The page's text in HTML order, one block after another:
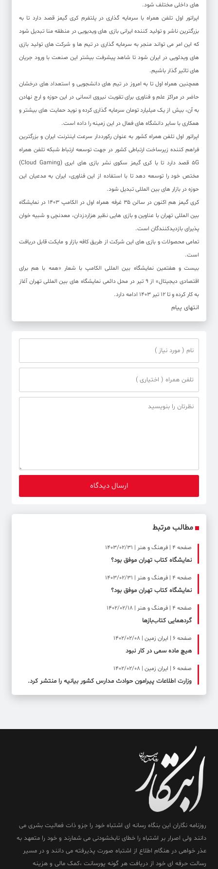
های داخلی مختلف شود.
اپراتور اول تلفن همراه با سرمایه گذاری در پلتفرم کری گیمز قصد دارد تا به
بزرگترین ناشر و تولید کننده ایرانی بازی های ویدیویی در منطقه منا تبدیل شود
که این امر می تواند منجر به سرمایه گذاری در تیم ها و شرکت های تولید بازی
های ویدئویی در ایران شود تا شاهد پیشرفت بیشتر این صنعت با ورود جریان
های تاثیر گذار باشیم.
همچنین همراه اول تا به امروز در تیم های دانشجویی و استعداد های درخشان
حاضر در مراکز علم و فناوری برای تقویت نیروی انسانی در این حوزه و ارج نهادن
به آن، بیش از یک میلیارد تومان سرمایه گذاری کرده و نوید حمایت های بیشتر و
همکاری با سایر دانشگاه های فعال در این زمینه را داده است.
اپراتور اول تلفن همراه کشور به عنوان رکورددار سرعت اینترنت ایران و بزرگترین
فراهم کننده زیرساخت ارتباطی کشور در جهت توسعه ارتباط شبکه تلفن همراه
5G قصد دارد تا با کری گیمز سکوی نشر بازی های ابری (Cloud Gaming)
مختص خود را توسعه دهد تا با استفاده از این فناوری، ایران به مدعیان این
حوزه در بازار های بین المللی تبدیل شود.
کری گیمز هم اکنون در سالن ۳۵ غرفه همراه اول در الکامپ ۱۴۰۳ در نمایشگاه
بین المللی تهران با عناوین و بازی هایی نظیر هزاردزدان، معدنچی و شبیه خوان
پذیرای بازدیدکنندگان است.
تمامی محصولات و بازی های این شرکت از طریق کافه بازار و مایکت قابل دریافت
است.
بیست و هفتمین نمایشگاه بین المللی الکامپ با شعار «همه با هم برای
اقتصادی دیجیتال» از 9 تیر در محل دائمی نمایشگاه های بین المللی تهران آغاز
به کار کرده و تا 12 تیر 1403 ادامه دارد.
انتهای پیام
مطالب مرتبط
صفحه ۴ | فرهنگ و هنر | 1403/02/31
نمایشگاه کتاب تهران موفق بود؟
صفحه ۴ | فرهنگ و هنر | 1403/02/31
نمایشگاه کتاب تهران موفق بود؟
صفحه ۴ | فرهنگ و هنر | 1402/02/18
گردهمایی کتاب‌بازها
صفحه ۶ | ایران زمین | 1402/02/08
هیچ ماده سمی در کار نبود
صفحه ۶ | ایران زمین | 1402/02/08
وزارت اطلاعات پیرامون حوادث مدارس کشور بیانیه را منتشر کرد.
روزنامه نگاران این بنگاه رسانه ای اشتباه خود را جزو ذات فعالیت بشری می
دانند ولی اصرار بر اشتباه را خطای نابخشودنی می شمارند و خود را متعهد به
عذر خواهی در هنگام اطلاع از اشتباه صورت پذیرفته می دانند و در مسیر
رسالت حرفه ای خود از دریافت هر گونه پورسانت ،کمک مالی و هزینه